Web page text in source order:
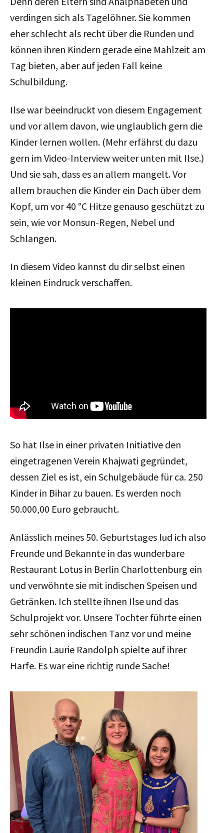
verdingen sich als Tagelöhner. Sie kommen
eher schlecht als recht über die Runden und
können ihren Kindern gerade eine Mahlzeit am
Tag bieten, aber auf jeden Fall keine
Schulbildung.
Ilse war beeindruckt von diesem Engagement
und vor allem davon, wie unglaublich gern die
Kinder lernen wollen. (Mehr erfährst du dazu
gern im Video-Interview weiter unten mit Ilse.)
Und sie sah, dass es an allem mangelt. Vor
allem brauchen die Kinder ein Dach über dem
Kopf, um vor 40 °C Hitze genauso geschützt zu
sein, wie vor Monsun-Regen, Nebel und
Schlangen.
In diesem Video kannst du dir selbst einen
kleinen Eindruck verschaffen.
So hat Ilse in einer privaten Initiative den
eingetragenen Verein Khajwati gegründet,
dessen Ziel es ist, ein Schulgebäude für ca. 250
Kinder in Bihar zu bauen. Es werden noch
50.000,00 Euro gebraucht.
Anlässlich meines 50. Geburtstages lud ich also
Freunde und Bekannte in das wunderbare
Restaurant Lotus in Berlin Charlottenburg ein
und verwöhnte sie mit indischen Speisen und
Getränken. Ich stellte ihnen Ilse und das
Schulprojekt vor. Unsere Tochter führte einen
sehr schönen indischen Tanz vor und meine
Freundin Laurie Randolph spielte auf ihrer
Harfe. Es war eine richtig runde Sache!